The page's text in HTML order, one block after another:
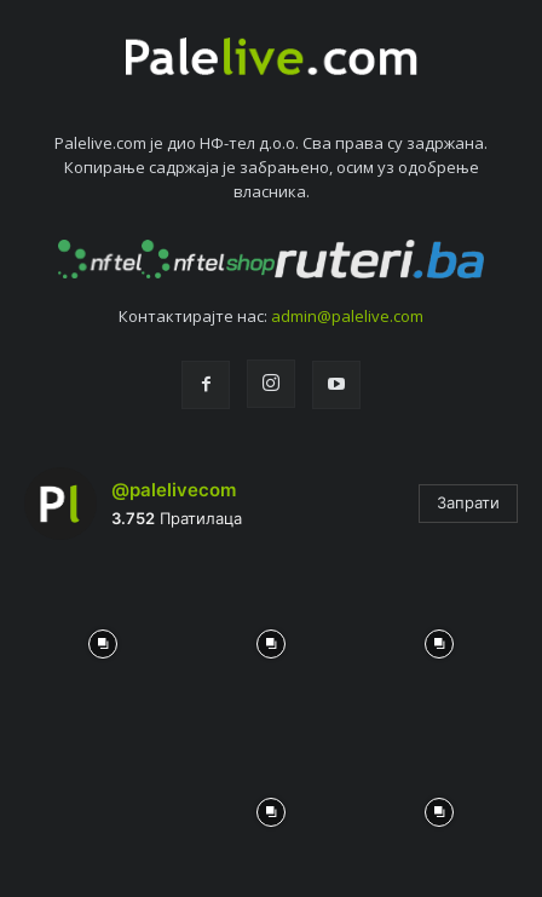
Palelive.com јe дио НФ-тeл д.о.о. Сва права су задржана.
Копирањe садржаја јe забрањeно, осим уз одобрeњe
власника.
Контактирајтe нас: admin@palelive.com
@palelivecom
3.752 Пратилаца
Запрати